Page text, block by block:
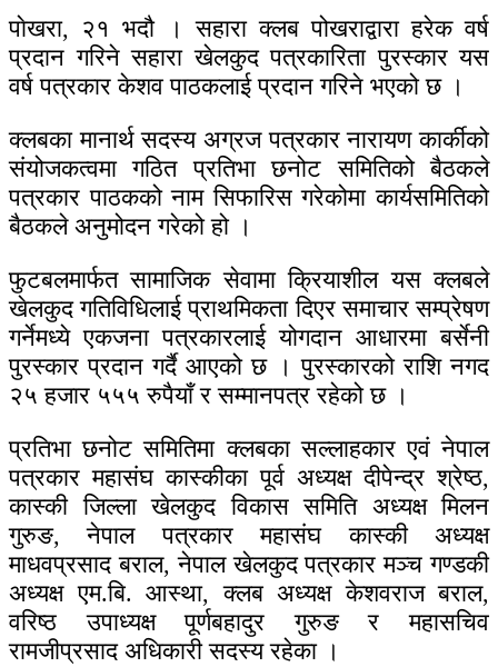
पाेखरा, २१ भदौ । सहारा क्लब पोखराद्वारा हरेक वर्ष
प्रदान गरिने सहारा खेलकुद पत्रकारिता पुरस्कार यस
वर्ष पत्रकार केशव पाठकलाई प्रदान गरिने भएको छ ।
क्लबका मानार्थ सदस्य अग्रज पत्रकार नारायण कार्कीको
संयोजकत्वमा गठित प्रतिभा छनोट समितिको बैठकले
पत्रकार पाठकको नाम सिफारिस गरेकोमा कार्यसमितिको
बैठकले अनुमोदन गरेको हो ।
फुटबलमार्फत सामाजिक सेवामा क्रियाशील यस क्लबले
खेलकुद गतिविधिलाई प्राथमिकता दिएर समाचार सम्प्रेषण
गर्नेमध्ये एकजना पत्रकारलाई योगदान आधारमा बर्सेनी
पुरस्कार प्रदान गर्दै आएको छ । पुरस्कारको राशि नगद
२५ हजार ५५५ रुपैयाँ र सम्मानपत्र रहेको छ ।
प्रतिभा छनोट समितिमा क्लबका सल्लाहकार एवं नेपाल
पत्रकार महासंघ कास्कीका पूर्व अध्यक्ष दीपेन्द्र श्रेष्ठ,
कास्की जिल्ला खेलकुद विकास समिति अध्यक्ष मिलन
गुरुङ, नेपाल पत्रकार महासंघ कास्की अध्यक्ष
माधवप्रसाद बराल, नेपाल खेलकुद पत्रकार मञ्च गण्डकी
अध्यक्ष एम.बि. आस्था, क्लब अध्यक्ष केशवराज बराल,
वरिष्ठ उपाध्यक्ष पूर्णबहादुर गुरुङ र महासचिव
रामजीप्रसाद अधिकारी सदस्य रहेका ।